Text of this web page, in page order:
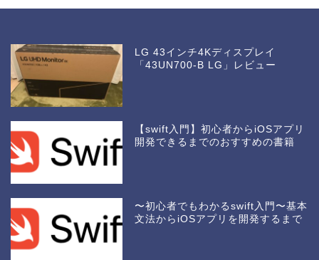
LG 43インチ4Kディスプレイ
「43UN700-B LG」レビュー
【swift入門】初心者からiOSアプリ
開発できるまでのおすすめの書籍
〜初心者でもわかるswift入門〜基本
文法からiOSアプリを開発するまで